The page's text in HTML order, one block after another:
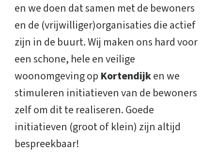
en we doen dat samen met de bewoners
en de (vrijwilliger)organisaties die actief
zijn in de buurt. Wij maken ons hard voor
een schone, hele en veilige
woonomgeving op Kortendijken we
stimuleren initiatieven van de bewoners
zelf om dit te realiseren. Goede
initiatieven (groot of klein) zijn altijd
bespreekbaar!